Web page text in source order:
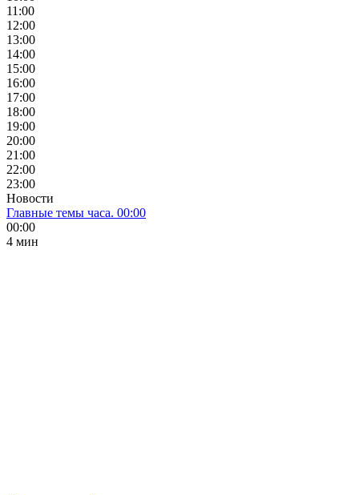
11:00
12:00
13:00
14:00
15:00
16:00
17:00
18:00
19:00
20:00
21:00
22:00
23:00
Новости
Главные темы часа. 00:00
00:00
4 мин